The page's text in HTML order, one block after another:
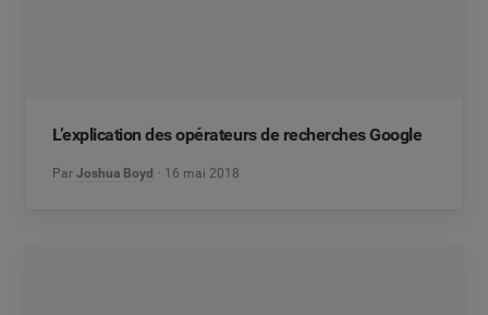
L’explication des opérateurs de recherches Google
Par Joshua Boyd 16 mai 2018